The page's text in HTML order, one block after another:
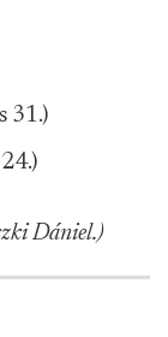
31.)
Dániel.)